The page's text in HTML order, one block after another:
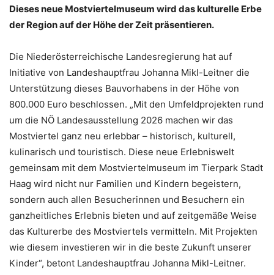
Dieses neue Mostviertelmuseum wird das kulturelle Erbe
der Region auf der Höhe der Zeit präsentieren.
Die Niederösterreichische Landesregierung hat auf
Initiative von Landeshauptfrau Johanna Mikl-Leitner die
Unterstützung dieses Bauvorhabens in der Höhe von
800.000 Euro beschlossen. „Mit den Umfeldprojekten rund
um die NÖ Landesausstellung 2026 machen wir das
Mostviertel ganz neu erlebbar – historisch, kulturell,
kulinarisch und touristisch. Diese neue Erlebniswelt
gemeinsam mit dem Mostviertelmuseum im Tierpark Stadt
Haag wird nicht nur Familien und Kindern begeistern,
sondern auch allen Besucherinnen und Besuchern ein
ganzheitliches Erlebnis bieten und auf zeitgemäße Weise
das Kulturerbe des Mostviertels vermitteln. Mit Projekten
wie diesem investieren wir in die beste Zukunft unserer
Kinder“, betont Landeshauptfrau Johanna Mikl-Leitner.